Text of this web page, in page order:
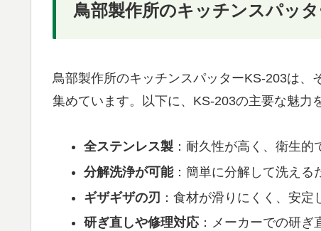
鳥部製作所のキッチンスパッ
鳥部製作所のキッチンスパッターKS-203は、
集めています。以下に、KS-203の主要な魅力
全ステンレス製：耐久性が高く、衛生的
分解洗浄が可能：簡単に分解して洗える
ギザギザの刃 ：食材が滑りにくく、安定
研ぎ直しや修理対応：メーカーでの研ぎ